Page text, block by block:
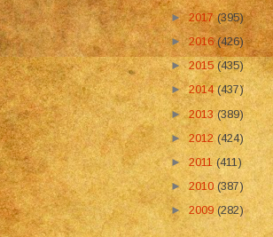
►2017(395)
►2016(426)
► 2015(435)
►2014(437)
►2013(389)
►2012(424)
►2011(411)
►2010 (387)
►2009 (282)